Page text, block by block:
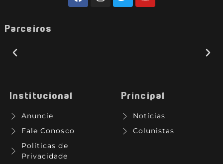
Parceiros
Institucional
Anuncie
Fale Conosco
Políticas de
Privacidade
Principal
Notícias
Colunistas